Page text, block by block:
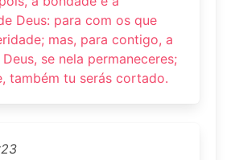
Deus: para com os que
mas, para contigo, a
se nela permaneceres;
também tu serás cortado.